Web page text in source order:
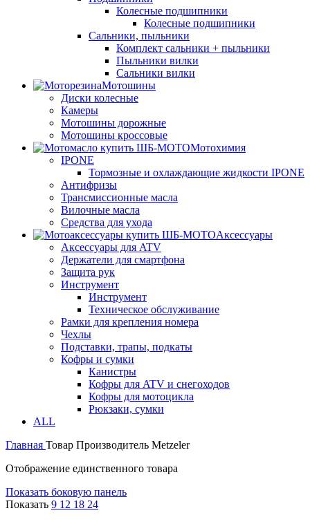
Колесные подшипники
Колесные подшипники
Сальники, пыльники
Комплект сальники + пыльники
Пыльники вилки
Сальники вилки
Мотошины
Диски колесные
Камеры
Мотошины дорожные
Мотошины кроссовые
Мотохимия
IPONE
Тормозные и охлаждающие жидкости IPONE
Антифризы
Трансмиссионные масла
Вилочные масла
Средства для ухода
Аксессуары
Аксессуары для ATV
Держатели для смартфона
Защита рук
Инструмент
Инструмент
Техническое обслуживание
Рамки для крепления номера
Чехлы
Подставки, трапы, подкаты
Кофры и сумки
Канистры
Кофры для ATV и снегоходов
Кофры для мотоцикла
Рюкзаки, сумки
ALL
Главная Товар Производитель Metzeler
Отображение единственного товара
Показать боковую панель
Показать 9 12 18 24